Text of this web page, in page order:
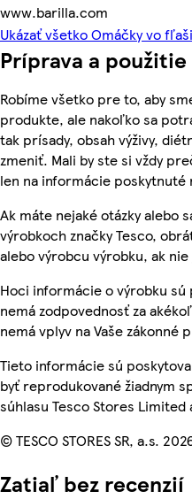
www.barilla.com
Ukázať všetko Omáčky vo fľaši
Príprava a použitie
Robíme všetko pre to, aby
produkte, ale nakoľko sa
tak prísady, obsah výživy,
zmeniť. Mali by ste si vždy
len na informácie poskytnuté
Ak máte nejaké otázky alebo
výrobkoch značky Tesco,
alebo výrobcu výrobku, ak
Hoci informácie o výrobku sú
nemá zodpovednosť za
nemá vplyv na Vaše zákonné
Tieto informácie sú
byť reprodukované žiadnym
súhlasu Tesco Stores
© TESCO STORES SR, a.s.
Zatiaľ bez recenzií